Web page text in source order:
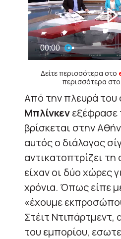
Δείτε περισσότερα στο
περισσότερα στο
Από την πλευρά του
Μπλίνκενεξέφρασε
βρίσκεται στην
αυτός ο διάλογος
αντικατοπτρίζει
είχαν οι δύο χώρες
χρόνια. Όπως είπε
«έχουμε
Στέιτ Ντιπάρτμεντ,
του εμπορίου,